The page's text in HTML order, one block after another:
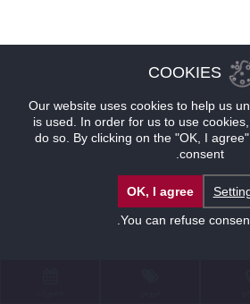
COOKIES
Our website uses cookies to help us
is used. In order for us to use
do so. By clicking on the "OK, I
consent.
OK, I agree
You can refuse
.